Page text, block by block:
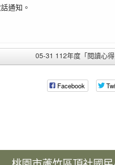
通知。
05-31 112年度「閱讀心
Facebook